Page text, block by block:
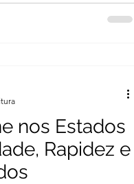
nos Estados
Rapidez e